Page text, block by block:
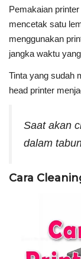
Pemakaian
mencetak satu
menggunakan
jangka waktu
Tinta yang sudah
head printer
Saat akan
dalam
Cara